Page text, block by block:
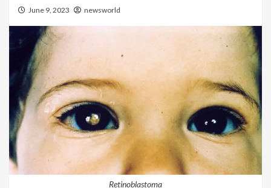
June 9, 2023 newsworld
Retinoblastoma